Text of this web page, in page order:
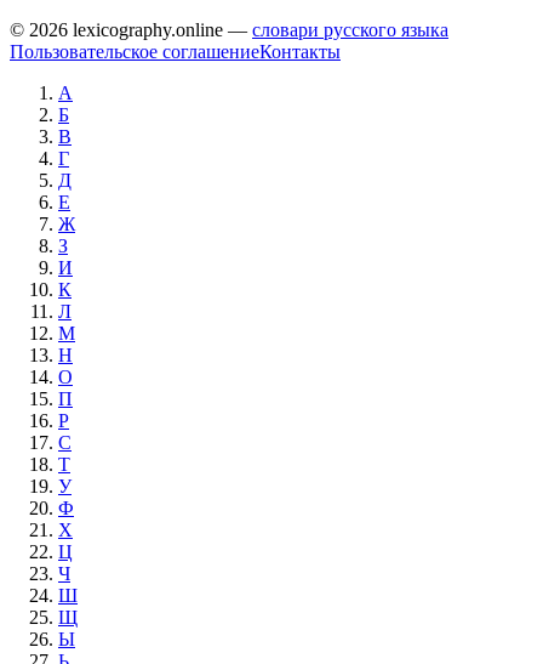
© 2026 lexicography.online — словари русского языка
Пользовательское соглашениеКонтакты
А
Б
В
Г
Д
Е
Ж
З
И
К
Л
М
Н
О
П
Р
С
Т
У
Ф
Х
Ц
Ч
Ш
Щ
Ы